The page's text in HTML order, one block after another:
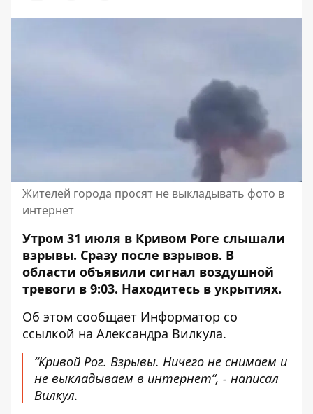
Жителей города просят не выкладывать фото в
интернет
Утром 31 июля в Кривом Роге слышали
взрывы. Сразу после взрывов. В
области объявили сигнал воздушной
тревоги в 9:03. Находитесь в укрытиях.
Об этом сообщает Информатор со
ссылкой на Александра Вилкула.
“Кривой Рог. Взрывы. Ничего не снимаем и
не выкладываем в интернет”, - написал
Вилкул.